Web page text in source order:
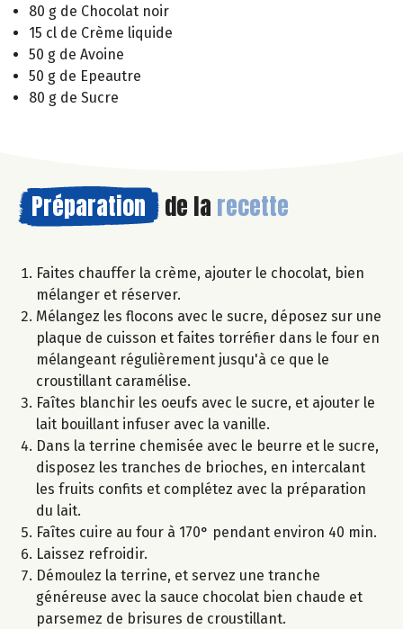
80 g de Chocolat noir
15 cl de Crème liquide
50 g de Avoine
50 g de Epeautre
80 g de Sucre
Préparation de la recette
Faites chauffer la crème, ajouter le chocolat, bien
mélanger et réserver.
Mélangez les flocons avec le sucre, déposez sur une
plaque de cuisson et faites torréfier dans le four en
mélangeant régulièrement jusqu'à ce que le
croustillant caramélise.
Faîtes blanchir les oeufs avec le sucre, et ajouter le
lait bouillant infuser avec la vanille.
Dans la terrine chemisée avec le beurre et le sucre,
disposez les tranches de brioches, en intercalant
les fruits confits et complétez avec la préparation
du lait.
Faîtes cuire au four à 170° pendant environ 40 min.
Laissez refroidir.
Démoulez la terrine, et servez une tranche
généreuse avec la sauce chocolat bien chaude et
parsemez de brisures de croustillant.